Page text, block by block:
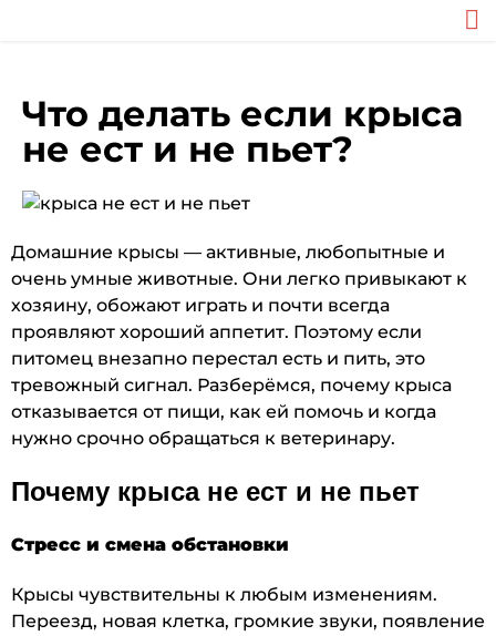
Что делать если крыса
не ест и не пьет?
Домашние крысы — активные, любопытные и
очень умные животные. Они легко привыкают к
хозяину, обожают играть и почти всегда
проявляют хороший аппетит. Поэтому если
питомец внезапно перестал есть и пить, это
тревожный сигнал. Разберёмся, почему крыса
отказывается от пищи, как ей помочь и когда
нужно срочно обращаться к ветеринару.
Почему крыса не ест и не пьет
Стресс и смена обстановки
Крысы чувствительны к любым изменениям.
Переезд, новая клетка, громкие звуки, появление